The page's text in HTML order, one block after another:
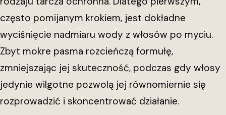
często pomijanym krokiem, jest dokładne
wyciśnięcie nadmiaru wody z włosów po myciu.
Zbyt mokre pasma rozcieńczą formułę,
zmniejszając jej skuteczność, podczas gdy włosy
jedynie wilgotne pozwolą jej równomiernie się
rozprowadzić i skoncentrować działanie.